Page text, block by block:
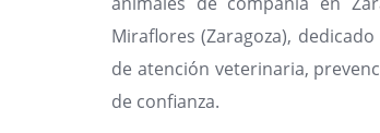
Miraflores (Zaragoza),
de atención veterinaria,
de confianza.